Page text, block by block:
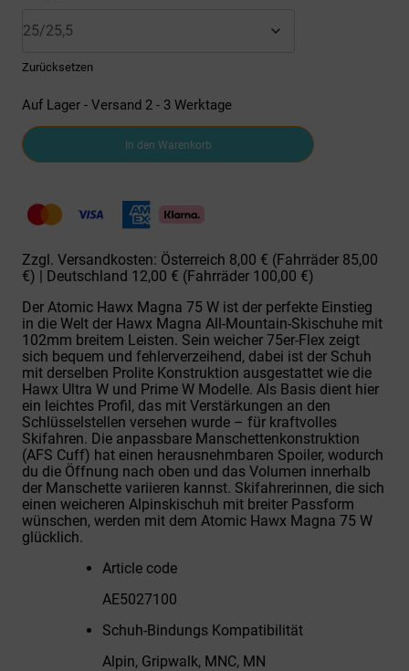
Zurücksetzen
Auf Lager - Versand 2 - 3 Werktage
Atomic
D-
Skischuh
75
Menge
In den Warenkorb
Zzgl. Versandkosten: Österreich 8,00 € (Fahrräder 85,00
€) | Deutschland 12,00 € (Fahrräder 100,00 €)
Der Atomic Hawx Magna 75 W ist der perfekte Einstieg
in die Welt der Hawx Magna All-Mountain-Skischuhe mit
102mm breitem Leisten. Sein weicher 75er-Flex zeigt
sich bequem und fehlerverzeihend, dabei ist der Schuh
mit derselben Prolite Konstruktion ausgestattet wie die
Hawx Ultra W und Prime W Modelle. Als Basis dient hier
ein leichtes Profil, das mit Verstärkungen an den
Schlüsselstellen versehen wurde – für kraftvolles
Skifahren. Die anpassbare Manschettenkonstruktion
(AFS Cuff) hat einen herausnehmbaren Spoiler, wodurch
du die Öffnung nach oben und das Volumen innerhalb
der Manschette variieren kannst. Skifahrerinnen, die sich
einen weicheren Alpinskischuh mit breiter Passform
wünschen, werden mit dem Atomic Hawx Magna 75 W
glücklich.
Article code
AE5027100
Schuh-Bindungs Kompatibilität
Alpin, Gripwalk, MNC, MN